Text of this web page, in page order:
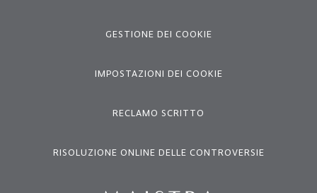
GESTIONE DEI COOKIE
IMPOSTAZIONI DEI COOKIE
RECLAMO SCRITTO
RISOLUZIONE ONLINE DELLE CONTROVERSIE